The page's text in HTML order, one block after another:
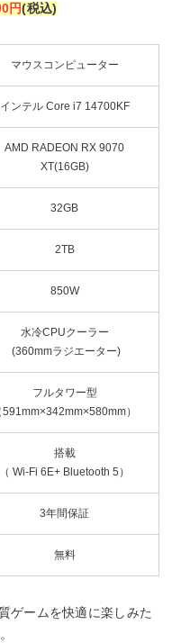
円(税込)
マウスコンピューター
インテル Core i7 14700KF
AMD RADEON RX 9070
XT(16GB)
32GB
2TB
850W
水冷CPUクーラー
(360mmラジエーター)
フルタワー型
591mm×342mm×580mm）
搭載
（ Wi-Fi 6E+ Bluetooth 5）
3年間保証
無料
ゲームを快適に楽しみた